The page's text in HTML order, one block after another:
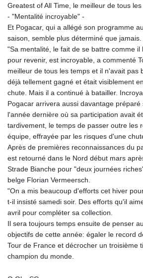
Greatest of All Time, le meilleur de tous les
- "Mentalité incroyable" -
Et Pogacar, qui a allégé son programme
saison, semble plus déterminé que jamais.
"Sa mentalité, le fait de se battre comme
pour revenir, est incroyable, a commenté
meilleur de tous les temps et il n'avait pas
déjà tellement gagné et était visiblement
chute. Mais il a continué à batailler.
Pogacar arrivera aussi davantage préparé
l'année dernière où sa participation avait
tardivement, le temps de passer outre les
équipe, effrayée par les risques d'une
Après de premières reconnaissances du
est retourné dans le Nord début mars
Strade Bianche pour "deux journées
belge Florian Vermeersch.
"On a mis beaucoup d'efforts cet hiver
t-il insisté samedi soir. Des efforts qu'il
avril pour compléter sa collection.
Il sera toujours temps ensuite de penser
objectifs de cette année: égaler le record
Tour de France et décrocher un troisième
champion du monde.